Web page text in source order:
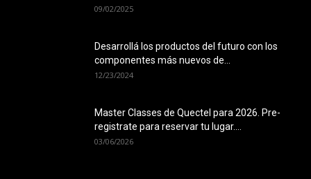
09/02/2025
Desarrollá los productos del futuro con los
componentes más nuevos de...
12/23/2024
Master Classes de Quectel para 2026. Pre-
registrate para reservar tu lugar....
03/06/2026